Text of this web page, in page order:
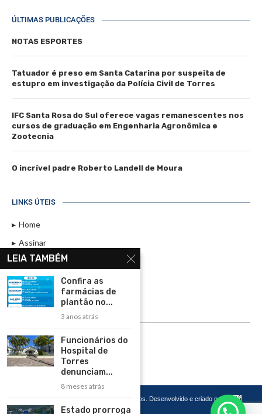
ÚLTIMAS PUBLICAÇÕES
NOTAS ESPORTES
Tatuador é preso em Santa Catarina por suspeita de
estupro em investigação da Polícia Civil de Torres
IFC Santa Rosa do Sul oferece vagas remanescentes nos
cursos de graduação em Engenharia Agronômica e
Zootecnia
O incrível padre Roberto Landell de Moura
LINKS ÚTEIS
Home
Assinar
Contato
Política de Privacidade
Rádio Maristela - Ao Vivo
ASSINE
Copyright 2026 – Todos os Direitos Reservados. Desenvolvido e criado por
Cadô
Agência de Marketing
LEIA TAMBÉM
Confira as
farmácias de
plantão no...
3 anos atrás
Funcionários do
Hospital de
Torres
denunciam...
8 meses atrás
Estado prorroga